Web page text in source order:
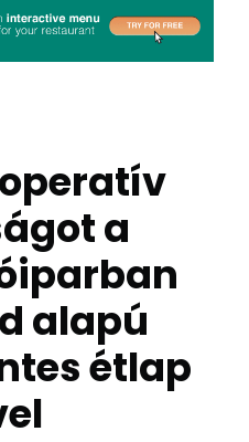
a
alapú
étlap